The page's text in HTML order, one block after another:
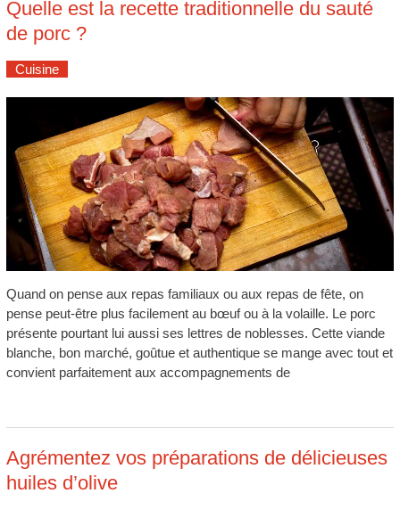
Quelle est la recette traditionnelle du sauté
de porc ?
Cuisine
Quand on pense aux repas familiaux ou aux repas de fête, on
pense peut-être plus facilement au bœuf ou à la volaille. Le porc
présente pourtant lui aussi ses lettres de noblesses. Cette viande
blanche, bon marché, goûtue et authentique se mange avec tout et
convient parfaitement aux accompagnements de
Agrémentez vos préparations de délicieuses
huiles d’olive